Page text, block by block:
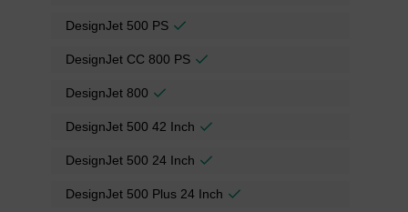
DesignJet 500 PS
DesignJet CC 800 PS
DesignJet 800
DesignJet 500 42 Inch
DesignJet 500 24 Inch
DesignJet 500 Plus 24 Inch